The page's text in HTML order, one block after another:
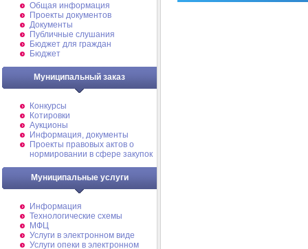
Общая информация
Проекты документов
Документы
Публичные слушания
Бюджет для граждан
Бюджет
Муниципальный заказ
Конкурсы
Котировки
Аукционы
Информация, документы
Проекты правовых актов о
нормировании в сфере закупок
Муниципальные услуги
Информация
Технологические схемы
МФЦ
Услуги в электронном виде
Услуги опеки в электронном